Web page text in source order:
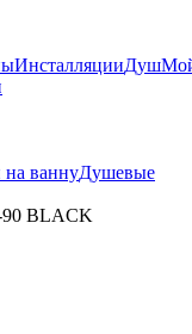
ИнсталляцииДуш
ваннуДушевые
90 BLACK